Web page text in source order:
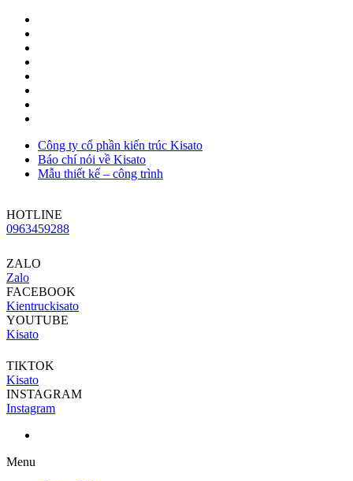
Công ty cổ phần kiến trúc Kisato
Báo chí nói về Kisato
Mẫu thiết kế – công trình
HOTLINE
0963459288
ZALO
Zalo
FACEBOOK
Kientruckisato
YOUTUBE
Kisato
TIKTOK
Kisato
INSTAGRAM
Instagram
Menu